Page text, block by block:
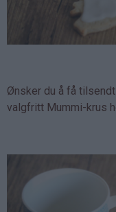
Ønsker du å få
valgfritt Mummi-krus